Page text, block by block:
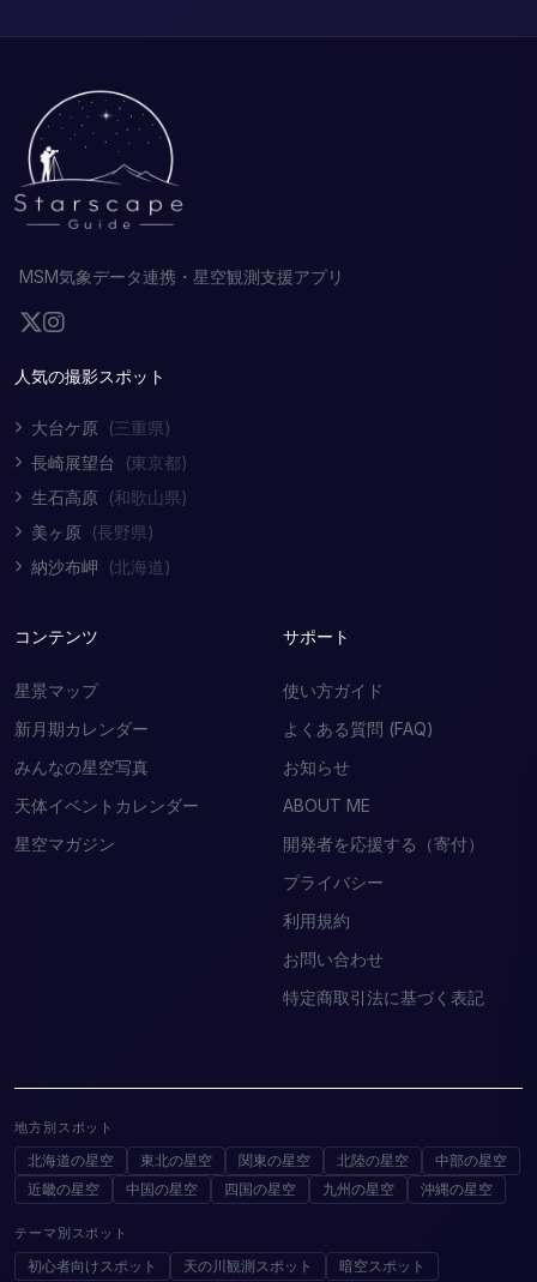
MSM気象データ連携・星空観測支援アプリ
人気の撮影スポット
大台ケ原 (三重県)
長崎展望台
(東京都)
生石高原 (和歌山県)
美ヶ原 (長野県)
納沙布岬
(北海道)
コンテンツ
星景マップ
新月期カレンダー
みんなの星空写真
天体イベントカレンダー
星空マガジン
サポート
使い方ガイド
よくある質問 (FAQ)
お知らせ
ABOUT ME
開発者を応援する（寄付）
プライバシー
利用規約
お問い合わせ
特定商取引法に基づく表記
地方別スポット
北海道の星空 東北の星空 関東の星空 北陸の星空
中部の星空
近畿の星空
中国の星空 四国の星空 九州の星空 沖縄の星空
テーマ別スポット
初心者向けスポット 天の川観測スポット 暗空スポット